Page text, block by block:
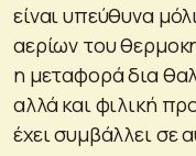
είναι υπεύθυνα
αερίων του
η μεταφορά δια
αλλά και φιλική
έχει συμβάλλει σε